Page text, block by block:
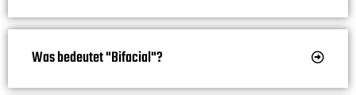
Was bedeutet "Bifacial"?